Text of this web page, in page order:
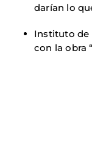
darían lo
Instituto de
con la obra